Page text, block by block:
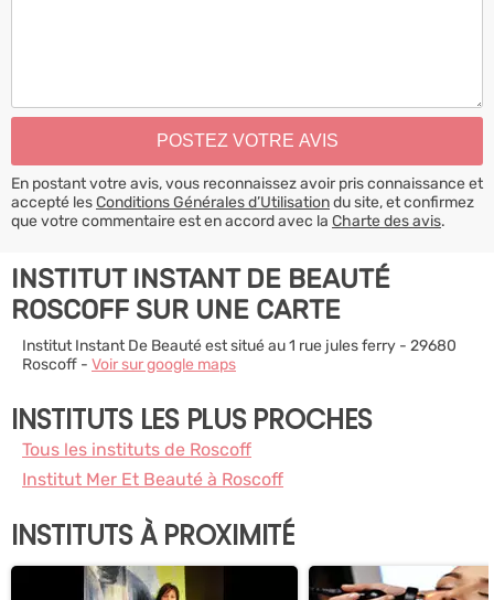
En postant votre avis, vous reconnaissez avoir pris connaissance et
accepté lesConditions Générales d’Utilisationdu site, et confirmez
que votre commentaire est en accord avec la Charte des avis.
INSTITUT INSTANT DE BEAUTÉ
ROSCOFF SUR UNE CARTE
Institut Instant De Beauté est situé au 1 rue jules ferry - 29680
Roscoff - Voir sur google maps
INSTITUTS LES PLUS PROCHES
Tous les instituts de Roscoff
Institut Mer Et Beauté à Roscoff
INSTITUTS À PROXIMITÉ